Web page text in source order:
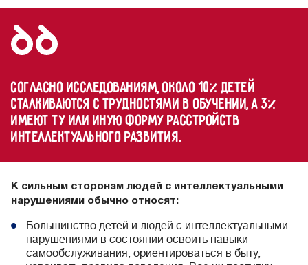
Согласно исследованиям, около 10% детей
сталкиваются с трудностями в обучении, а 3%
имеют ту или иную форму расстройств
интеллектуального развития.
К сильным сторонам людей с интеллектуальными
нарушениями обычно относят:
Большинство детей и людей с интеллектуальными
нарушениями в состоянии освоить навыки
самообслуживания, ориентироваться в быту,